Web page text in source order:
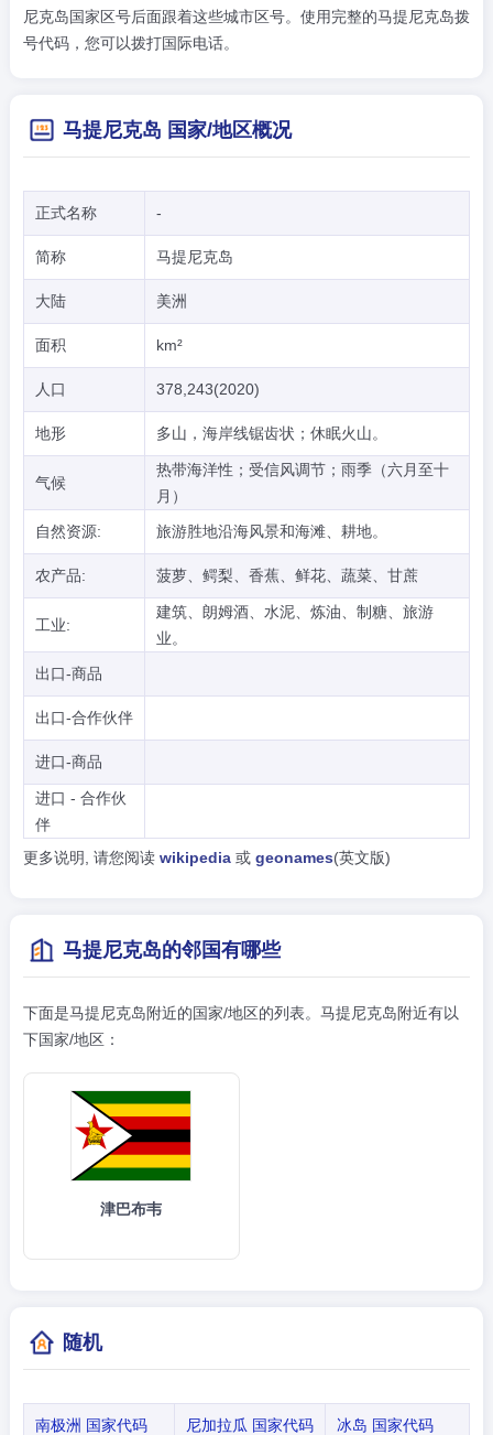
尼克岛国家区号后面跟着这些城市区号。使用完整的马提尼克岛拨
号代码，您可以拨打国际电话。
马提尼克岛 国家/地区概况
正式名称 -
简称 马提尼克岛
大陆 美洲
面积 km²
人口 378,243(2020)
地形 多山，海岸线锯齿状；休眠火山。
气候
热带海洋性；受信风调节；雨季（六月至十
月）
自然资源:
旅游胜地沿海风景和海滩、耕地。
农产品: 菠萝、鳄梨、香蕉、鲜花、蔬菜、甘蔗
工业:
建筑、朗姆酒、水泥、炼油、制糖、旅游
业。
出口-商品
出口-合作伙伴
进口-商品
进口 - 合作伙
伴
更多说明, 请您阅读 wikipedia或 geonames(英文版)
马提尼克岛的邻国有哪些
下面是马提尼克岛附近的国家/地区的列表。马提尼克岛附近有以
下国家/地区：
津巴布韦
随机
南极洲 国家代码 尼加拉瓜 国家代码 冰岛 国家代码